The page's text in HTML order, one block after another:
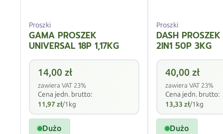
Proszki
GAMA PROSZEK
UNIVERSAL 18P 1,17KG
14,00 zł
zawiera VAT 23%
Cena jedn. brutto:
11,97 zł/1kg
Dużo
Proszki
DASH
2IN1 50P 3KG
40,00 zł
zawiera VAT 23%
Cena jedn. brutto:
13,33 zł/1kg
Dużo